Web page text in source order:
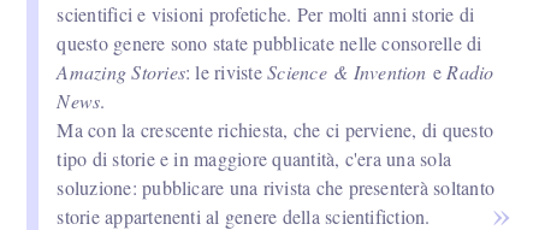
scientifici e visioni profetiche. Per molti anni storie di
questo genere sono state pubblicate nelle consorelle di
Amazing Stories: le rivisteScience & Invention e Radio
News.
Ma con la crescente richiesta, che ci perviene, di questo
tipo di storie e in maggiore quantità, c'era una sola
soluzione: pubblicare una rivista che presenterà soltanto
storie appartenenti al genere della scientifiction.